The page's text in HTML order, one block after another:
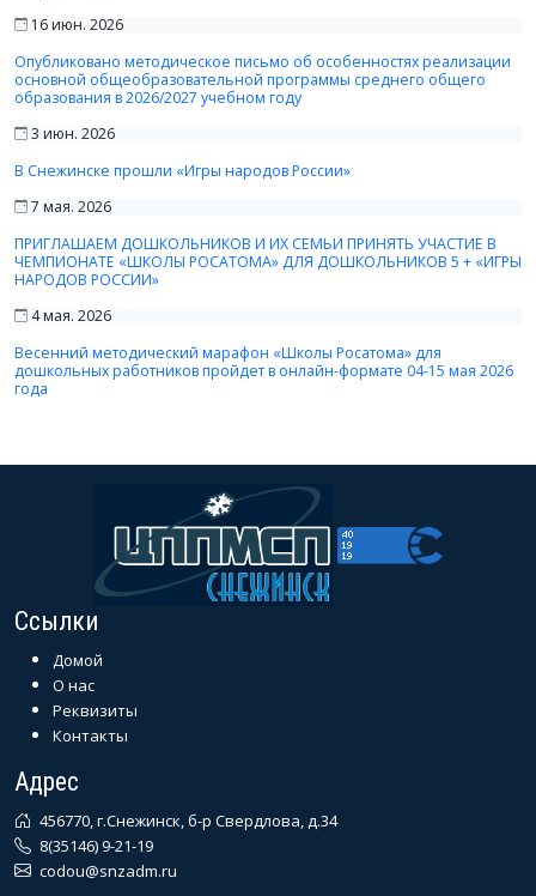
16 июн. 2026
Опубликовано методическое письмо об особенностях реализации
основной общеобразовательной программы среднего общего
образования в 2026/2027 учебном году
3 июн. 2026
В Снежинске прошли «Игры народов России»
7 мая. 2026
ПРИГЛАШАЕМ ДОШКОЛЬНИКОВ И ИХ СЕМЬИ ПРИНЯТЬ УЧАСТИЕ В
ЧЕМПИОНАТЕ «ШКОЛЫ РОСАТОМА» ДЛЯ ДОШКОЛЬНИКОВ 5 + «ИГРЫ
НАРОДОВ РОССИИ»
4 мая. 2026
Весенний методический марафон «Школы Росатома» для
дошкольных работников пройдет в онлайн-формате 04-15 мая 2026
года
Ссылки
Домой
О нас
Реквизиты
Контакты
Адрес
456770, г.Снежинск, б-р Свердлова, д.34
8(35146) 9-21-19
codou@snzadm.ru